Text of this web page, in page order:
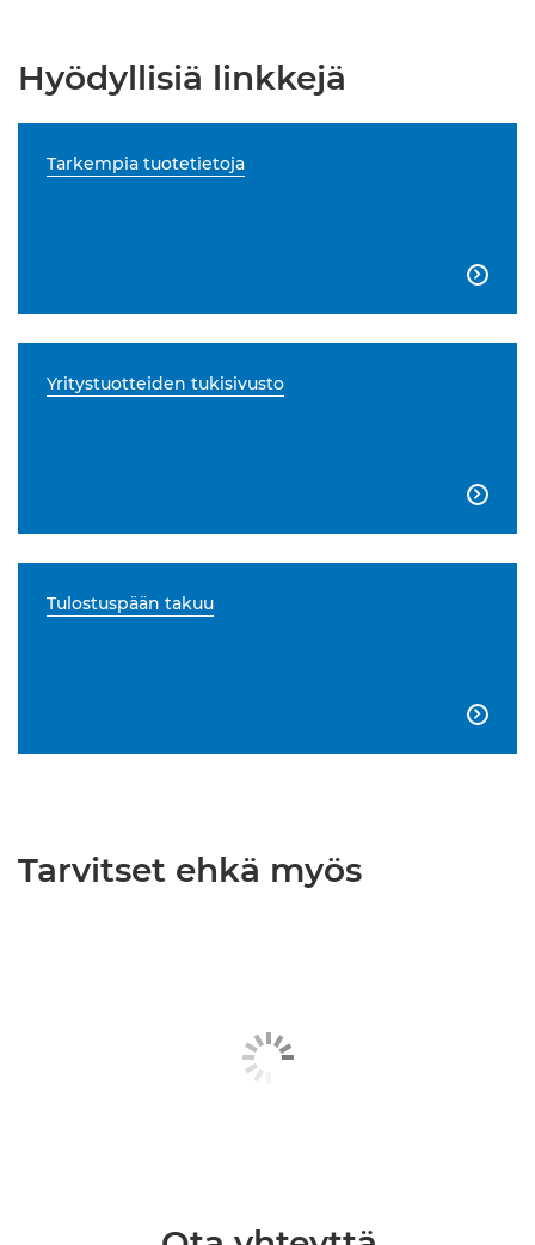
Hyödyllisiä linkkejä
Tarkempia tuotetietoja

Yritystuotteiden tukisivusto

Tulostuspään takuu

Tarvitset ehkä myös